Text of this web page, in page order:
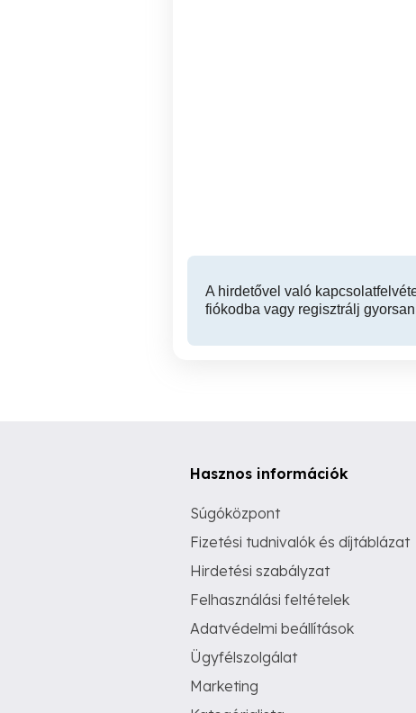
A hirdetővel való
fiókodba vagy regisztrálj
Hasznos információk
Súgóközpont
Fizetési tudnivalók és díjtáblázat
Hirdetési szabályzat
Felhasználási feltételek
Adatvédelmi beállítások
Ügyfélszolgálat
Marketing